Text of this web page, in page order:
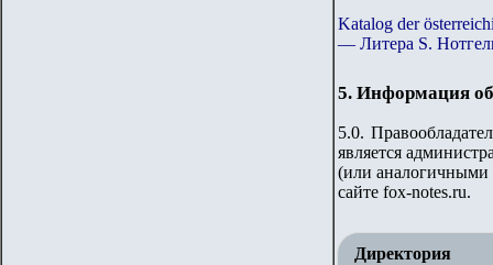
Katalog der
— Литера S.
5. Информация
5.0.
является
(или аналогичными
сайте fox-notes.ru.
Директория